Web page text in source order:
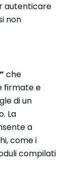
autenticare
non
che
firmate e
di un
La
a
come i
compilati